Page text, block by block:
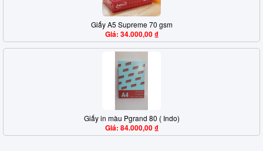
Giấy A5 Supreme 70 gsm
Giá: 34.000,00 ₫
Giấy in màu Pgrand 80 ( Indo)
Giá: 84.000,00 ₫